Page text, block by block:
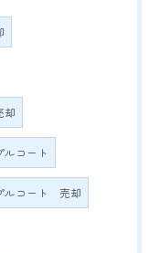
却
ルコート
ルコート 売却